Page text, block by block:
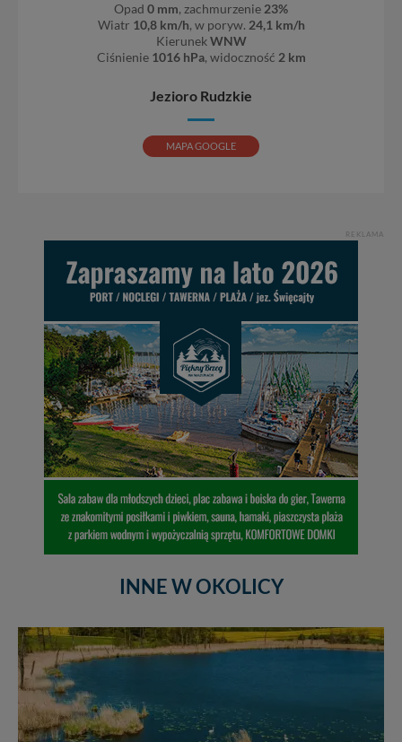
Opad 0 mm, zachmurzenie 23%
Wiatr 10,8 km/h, w poryw. 24,1 km/h
KierunekWNW
Ciśnienie 1016 hPa, widoczność 2 km
Jezioro Rudzkie
MAPA GOOGLE
REKLAMA
INNE W OKOLICY